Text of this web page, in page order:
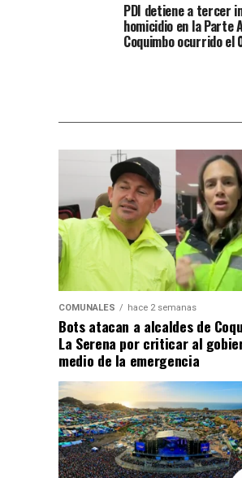
PDI detiene a tercer
homicidio en la Parte
Coquimbo ocurrido el
COMUNALES hace 2 semanas
Bots atacan a alcaldes de
La Serena por criticar al
medio de la emergencia